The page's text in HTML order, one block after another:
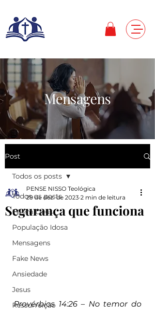
Mensagens
Post
Todos os posts
Fé em Deus
População Idosa
Mensagens
Fake News
Ansiedade
Jesus
Ressurreição
Todos os posts
Segurança que funciona
PENSE NISSO Teológica
29 de dez. de 2023 2 min de leitura
Provérbios 14:26 – No temor do